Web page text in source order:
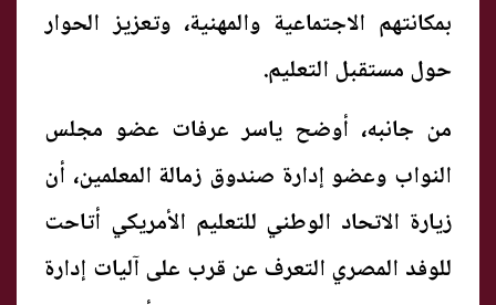
بمكانتهم الاجتماعية والمهنية، وتعزيز الحوار
حول مستقبل التعليم.
من جانبه، أوضح ياسر عرفات عضو مجلس
النواب وعضو إدارة صندوق زمالة المعلمين، أن
زيارة الاتحاد الوطني للتعليم الأمريكي أتاحت
للوفد المصري التعرف عن قرب على آليات إدارة